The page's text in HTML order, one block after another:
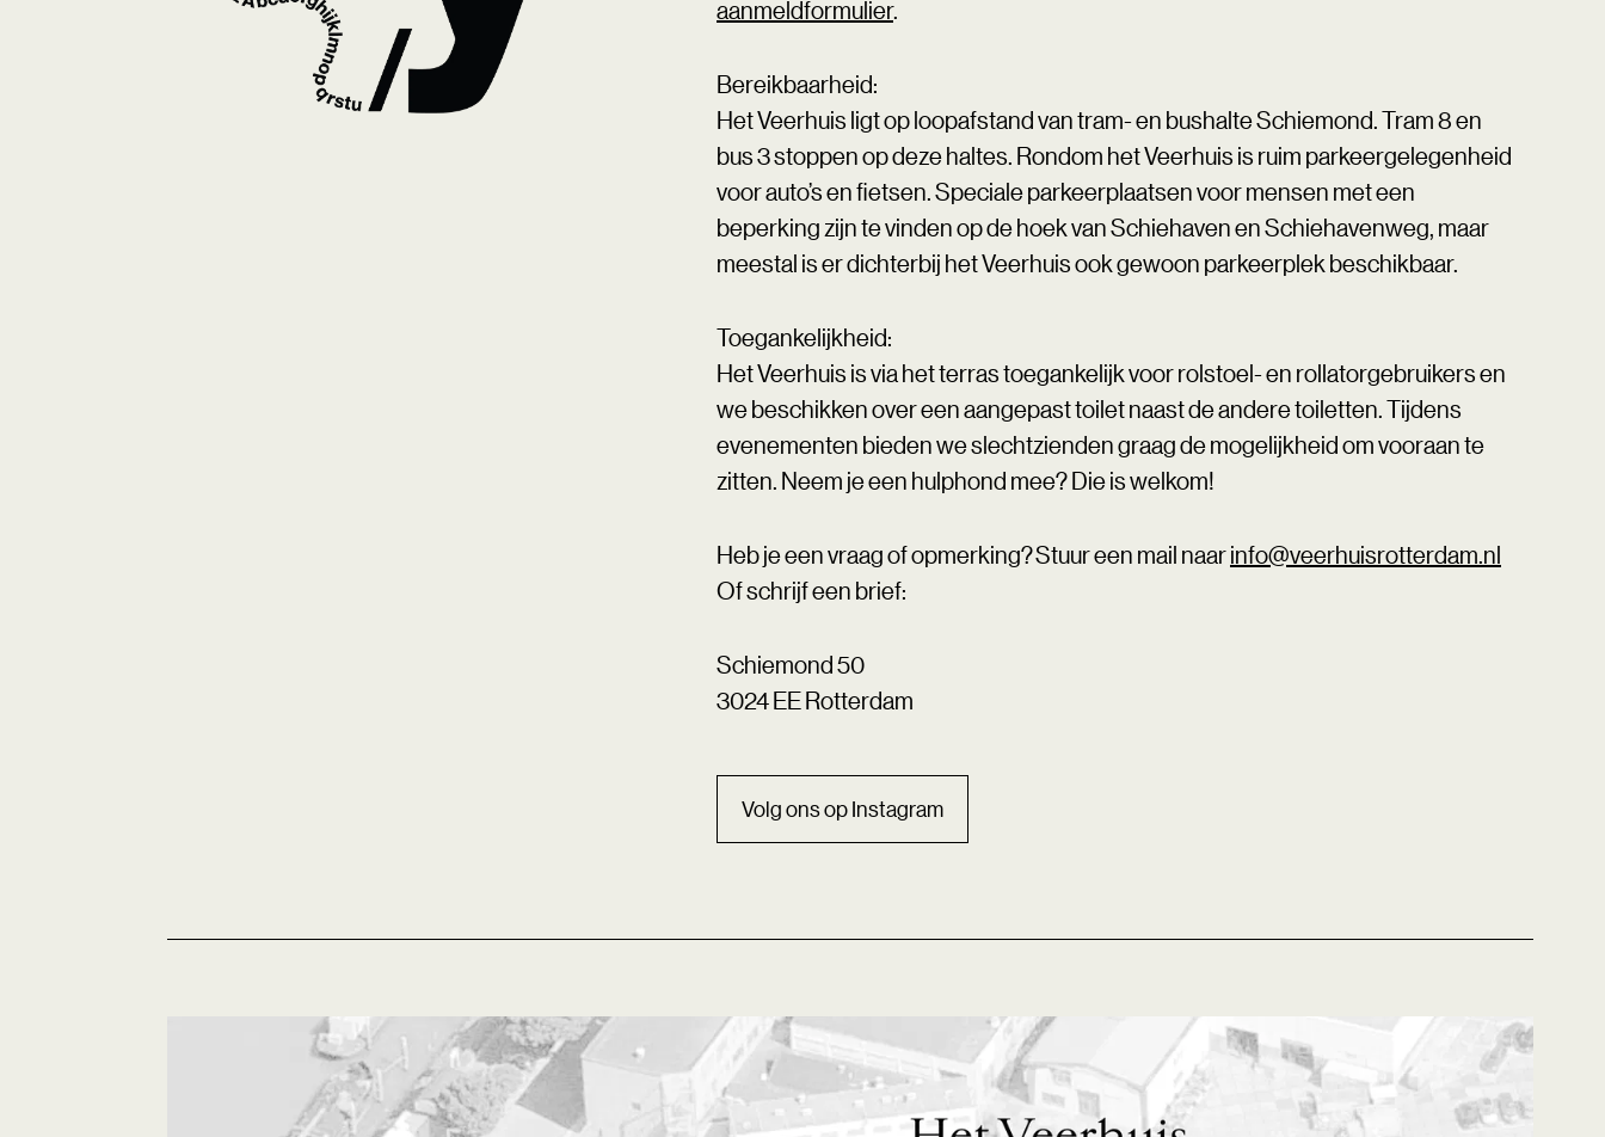
aanmeldformulier.
Bereikbaarheid:
Het Veerhuis ligt op loopafstand van tram- en bushalte Schiemond. Tram 8 en
bus 3 stoppen op deze haltes. Rondom het Veerhuis is ruim parkeergelegenheid
voor auto’s en fietsen. Speciale parkeerplaatsen voor mensen met een
beperking zijn te vinden op de hoek van Schiehaven en Schiehavenweg, maar
meestal is er dichterbij het Veerhuis ook gewoon parkeerplek beschikbaar.
Toegankelijkheid:
Het Veerhuis is via het terras toegankelijk voor rolstoel- en rollatorgebruikers en
we beschikken over een aangepast toilet naast de andere toiletten. Tijdens
evenementen bieden we slechtzienden graag de mogelijkheid om vooraan te
zitten. Neem je een hulphond mee? Die is welkom!
Heb je een vraag of opmerking? Stuur een mail naarinfo@veerhuisrotterdam.nl
Of schrijf een brief:
Schiemond 50
3024 EE Rotterdam
Volg ons op Instagram